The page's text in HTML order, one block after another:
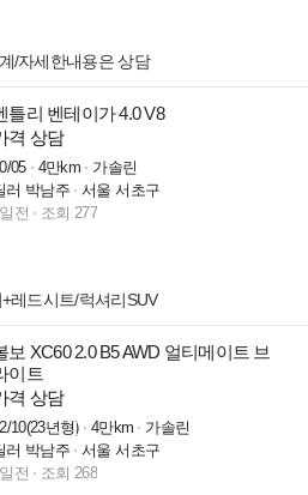
/자세한내용은 상담
틀리 벤테이가 4.0 V8
격 상담
05 4만km
가솔린
러 박남주
서울 서초구
전
조회 277
레드시트/럭셔리SUV
보 XC60 2.0 B5 AWD 얼티메이트 브
이트
격 상담
10(23년형) 4만km
가솔린
러 박남주
서울 서초구
전
조회 268